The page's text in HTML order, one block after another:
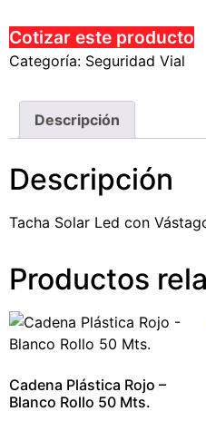
Cotizar este producto
Categoría: Seguridad Vial
Descripción
Descripción
Tacha Solar Led con
Productos
Cadena Plástica Rojo –
Blanco Rollo 50 Mts.